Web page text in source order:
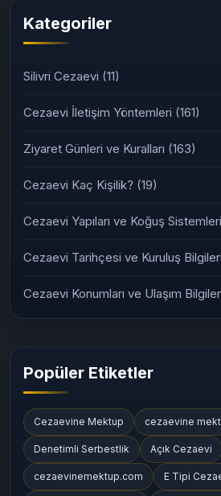
Kategoriler
Silivri Cezaevi (11)
Cezaevi İletişim Yöntemleri (161)
Ziyaret Günleri ve Kuralları (163)
Cezaevi Kaç Kişilik? (19)
Cezaevi Yapıları ve Koğuş Sistemleri
Cezaevi Tarihçesi ve Kuruluş Bilgileri
Cezaevi Konumları ve Ulaşım
Popüler Etiketler
Cezaevine Mektup cezaevine
Denetimli Serbestlik Açık Cezaevi
cezaevinemektup.com E Tipi